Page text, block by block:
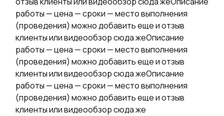
работы — цена — сроки — место выполнения
(проведения) можно добавить еще и отзыв
клиенты или видеообзор сюда жеОписание
работы — цена — сроки — место выполнения
(проведения) можно добавить еще и отзыв
клиенты или видеообзор сюда жеОписание
работы — цена — сроки — место выполнения
(проведения) можно добавить еще и отзыв
клиенты или видеообзор сюда же